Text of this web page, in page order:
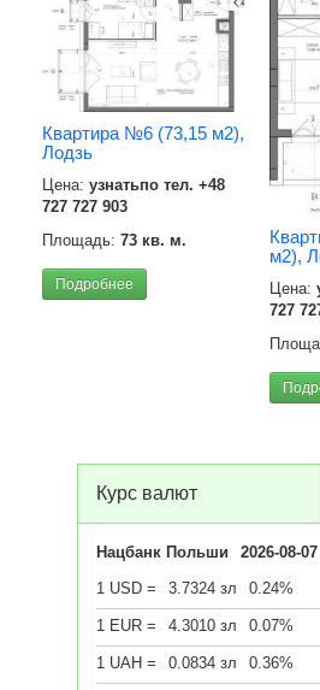
Квартира №6 (73,15 м2),
Лодзь
Цена: узнатьпо тел. +48
727 727 903
Площадь: 73 кв. м.
Подробнее
м2),
Цена:
727
Курс валют
Нацбанк Польши
2026-08-07
1 USD =
3.7324 зл 0.24%
1 EUR = 4.3010 зл 0.07%
1 UAH = 0.0834 зл 0.36%